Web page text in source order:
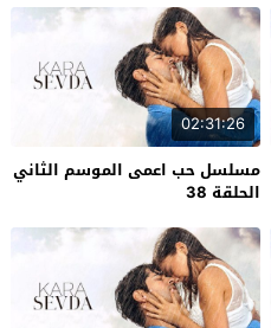
02:31:26
مسلسل حب اعمى الموسم الثاني
الحلقة 38